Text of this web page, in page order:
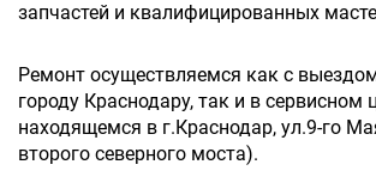
запчастей и квалифицированных
Ремонт осуществляемся как с
городу Краснодару, так и в сервисном
находящемся в г.Краснодар, ул.9-го
второго северного моста).